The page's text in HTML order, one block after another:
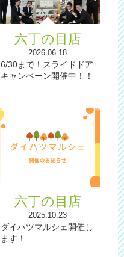
六丁の目店
2026.06.18
6/30まで！スライドドア
キャンペーン開催中！！
六丁の目店
2025.10.23
ダイハツマルシェ開催し
ます！